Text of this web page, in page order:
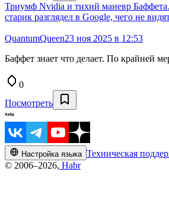
Триумф Nvidia и тихий маневр
старик разглядел в Google, чего не
QuantumQueen23 ноя 2025 в 12:53
Баффет знает что делает. По крайней
0
Посмотреть
Настройка языка Техническая
© 2006–2026, Habr